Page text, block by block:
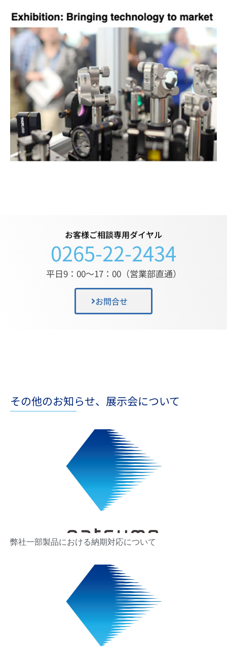
お客様ご相談専用ダイヤル
0265-22-2434
平日9：00〜17：00（営業部直通）
お問合せ
その他のお知らせ、展示会について
弊社一部製品における納期対応について